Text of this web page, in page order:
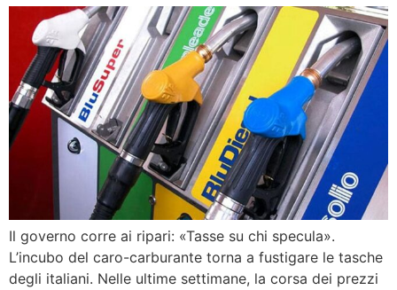
Il governo corre ai ripari: «Tasse su chi specula».
L’incubo del caro-carburante torna a fustigare le tasche
degli italiani. Nelle ultime settimane, la corsa dei prezzi